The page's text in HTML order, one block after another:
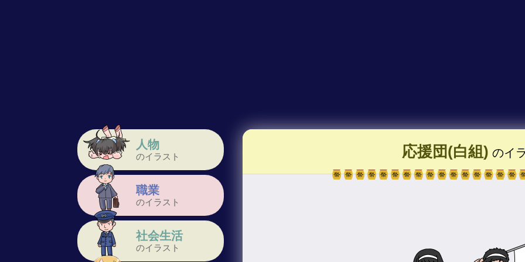
人物
のイラスト
職業
のイラスト
社会生活
のイラスト
応援団(白組) のイ